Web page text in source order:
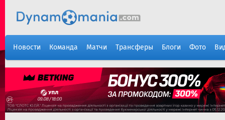
Новости Команда Матчи Трансферы Блоги Фото